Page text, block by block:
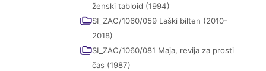
ženski tabloid (1994)
SI_ZAC/1060/059 Laški bilten (2010-
2018)
SI_ZAC/1060/081 Maja, revija za prosti
čas (1987)